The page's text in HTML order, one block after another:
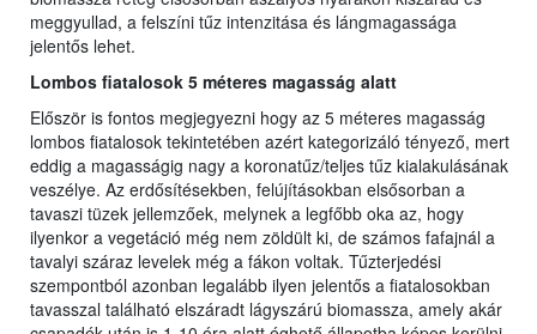
meggyullad, a felszíni tűz intenzitása és lángmagassága
jelentős lehet.
Lombos fiatalosok 5 méteres magasság alatt
Először is fontos megjegyezni hogy az 5 méteres magasság
lombos fiatalosok tekintetében azért kategorizáló tényező, mert
eddig a magasságig nagy a koronatűz/teljes tűz kialakulásának
veszélye. Az erdősítésekben, felújításokban elsősorban a
tavaszi tüzek jellemzőek, melynek a legfőbb oka az, hogy
ilyenkor a vegetáció még nem zöldült ki, de számos fafajnál a
tavalyi száraz levelek még a fákon voltak. Tűzterjedési
szempontból azonban legalább ilyen jelentős a fiatalosokban
tavasszal található elszáradt lágyszárú biomassza, amely akár